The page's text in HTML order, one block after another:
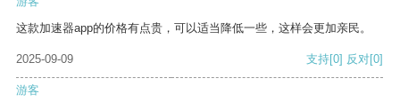
这款加速器app的价格有点贵，可以适当降低一些，这样会更加亲民。
2025-09-09 支持[0] 反对[0]
游客